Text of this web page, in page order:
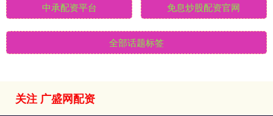
中承配资平台 免息炒股配资官网
全部话题标签
关注 广盛网配资